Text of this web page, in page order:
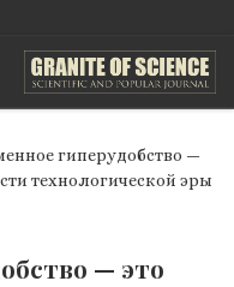
гиперудобство —
технологической эры
— это